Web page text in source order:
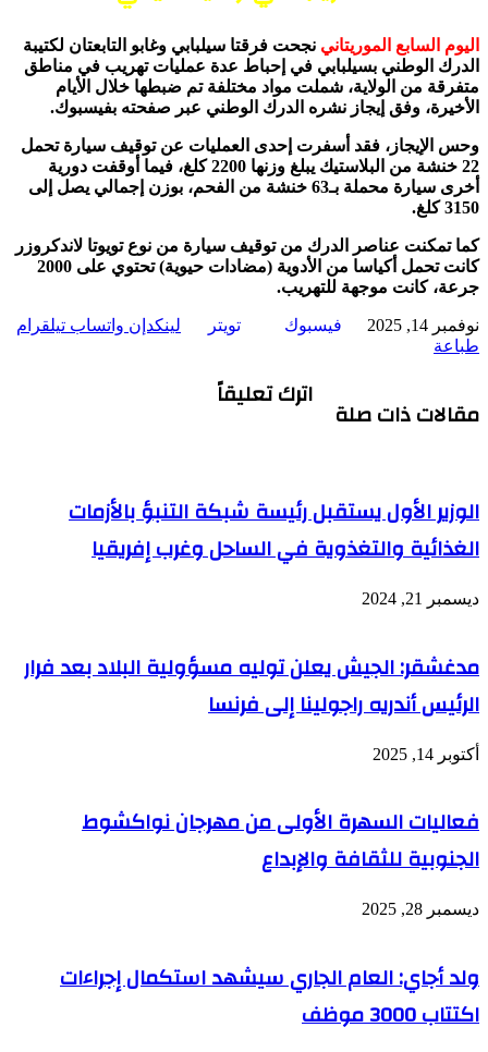
اليوم السابع الموريتاني نجحت فرقتا سيلبابي وغابو التابعتان لكتيبة
الدرك الوطني بسيلبابي في إحباط عدة عمليات تهريب في مناطق
متفرقة من الولاية، شملت مواد مختلفة تم ضبطها خلال الأيام
الأخيرة، وفق إيجاز نشره الدرك الوطني عبر صفحته بفيسبوك.
وحس الإيجاز، فقد أسفرت إحدى العمليات عن توقيف سيارة تحمل
22 خنشة من البلاستيك يبلغ وزنها 2200 كلغ، فيما أوقفت دورية
أخرى سيارة محملة بـ63 خنشة من الفحم، بوزن إجمالي يصل إلى
3150 كلغ.
كما تمكنت عناصر الدرك من توقيف سيارة من نوع تويوتا لاندكروزر
كانت تحمل أكياسا من الأدوية (مضادات حيوية) تحتوي على 2000
جرعة، كانت موجهة للتهريب.
نوفمبر 14, 2025 فيسبوك تويتر لينكدإن واتساب تيلقرام
طباعة
مقالات ذات صلة
الوزير الأول يستقبل رئيسة شبكة التنبؤ بالأزمات
الغذائية والتغذوية في الساحل وغرب إفريقيا
ديسمبر 21, 2024
مدغشقر: الجيش يعلن توليه مسؤولية البلاد بعد فرار
الرئيس أندريه راجولينا إلى فرنسا
أكتوبر 14, 2025
فعاليات السهرة الأولى من مهرجان نواكشوط
الجنوبية للثقافة والإبداع
ديسمبر 28, 2025
ولد أجاي: العام الجاري سيشهد استكمال إجراءات
اكتتاب 3000 موظف
اترك تعليقاً